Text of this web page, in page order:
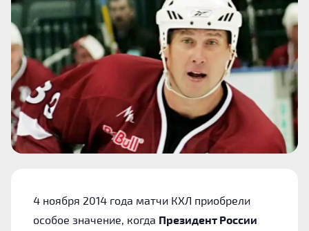
4 ноября 2014 года матчи КХЛ приобрели
особое значение, когда Президент России